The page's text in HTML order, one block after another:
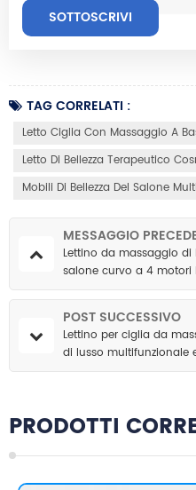
TAG CORRELATI :
Letto Ciglia Con Massaggio A
Letto Di Bellezza Terapeutico
Mobili Di Bellezza Del Salone
MESSAGGIO
Lettino da massaggio
salone curvo a 4 motori
bellezza viso con ciglia
POST SUCCESSIVO
Lettino per ciglia da
di lusso multifunzionale
PRODOTTI